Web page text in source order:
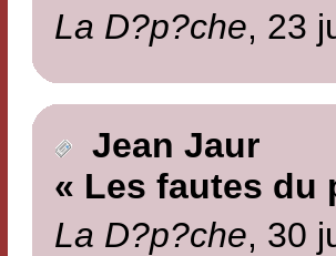
La D?p?che, 23
Jean Jaur
« Les fautes du
La D?p?che, 30